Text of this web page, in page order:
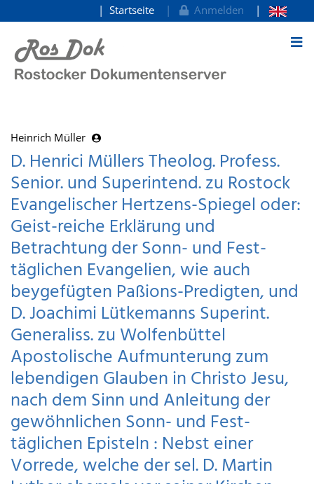
zum Inhalt
Startseite Anmelden
Heinrich Müller
D. Henrici Müllers Theolog. Profess.
Senior. und Superintend. zu Rostock
Evangelischer Hertzens-Spiegel oder:
Geist-reiche Erklärung und
Betrachtung der Sonn- und Fest-
täglichen Evangelien, wie auch
beygefügten Paßions-Predigten, und
D. Joachimi Lütkemanns Superint.
Generaliss. zu Wolfenbüttel
Apostolische Aufmunterung zum
lebendigen Glauben in Christo Jesu,
nach dem Sinn und Anleitung der
gewöhnlichen Sonn- und Fest-
täglichen Episteln : Nebst einer
Vorrede, welche der sel. D. Martin